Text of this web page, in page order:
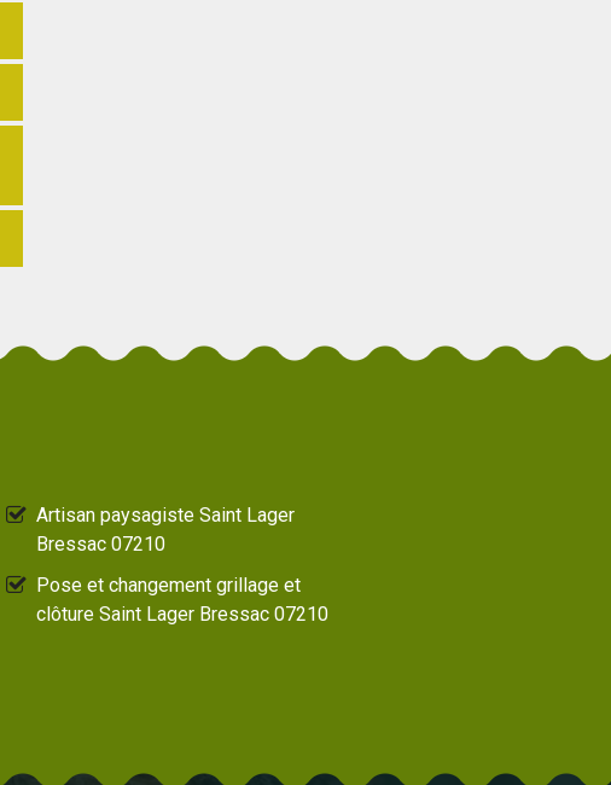
Artisan paysagiste Saint Lager
Bressac 07210
Pose et changement grillage et
clôture Saint Lager Bressac 07210